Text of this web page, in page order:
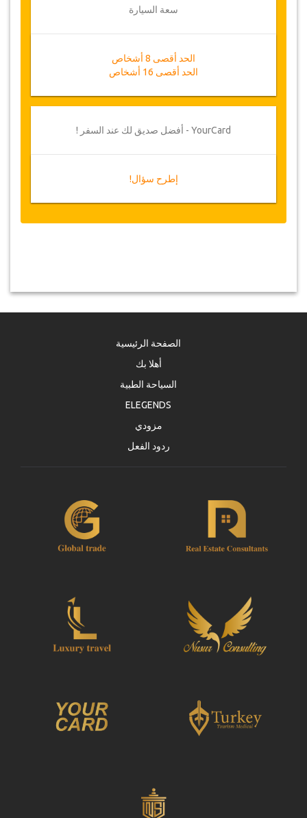
سعة السيارة
الحد أقصى 8 أشخاص
الحد أقصى 16 أشخاص
YourCard - أفضل صديق لك عند السفر !
إطرح سؤال!
الصفحة الرئيسية
أهلا بك
السياحة الطبية
ELEGENDS
مزودي
ردود الفعل